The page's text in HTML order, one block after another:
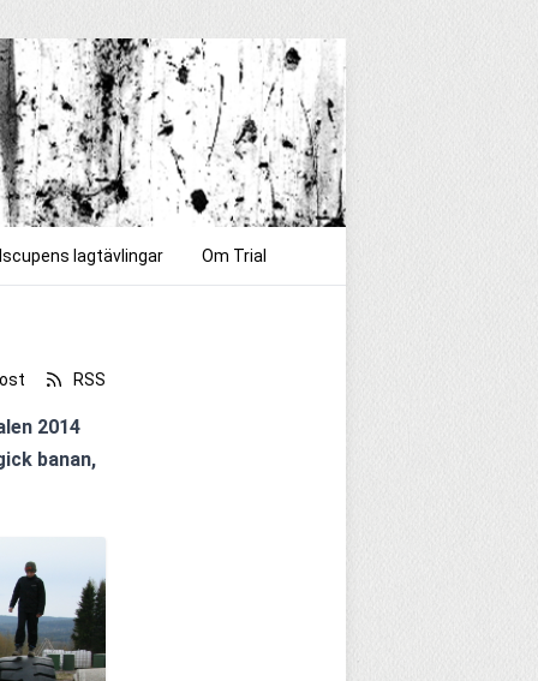
lagtävlingar Om Trial
RSS
2014
banan,